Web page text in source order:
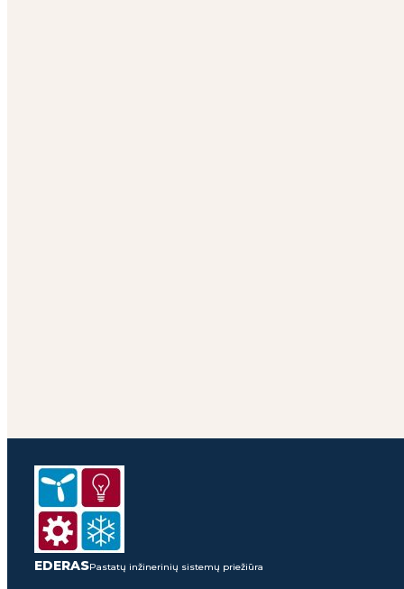
EDERASPastatų inžinerinių sistemų priežiūra